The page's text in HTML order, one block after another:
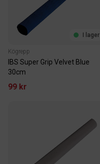
I lager
Kögrepp
IBS Super Grip Velvet Blue
30cm
99 kr